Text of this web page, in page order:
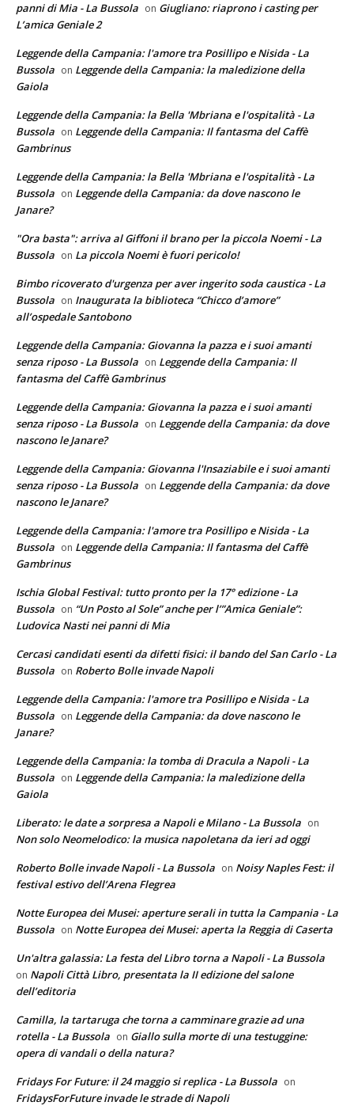
panni di Mia - La Bussola on Giugliano: riaprono i casting per
L’amica Geniale 2
Leggende della Campania: l'amore tra Posillipo e Nisida - La
Bussola on Leggende della Campania: la maledizione della
Gaiola
Leggende della Campania: la Bella 'Mbriana e l'ospitalità - La
Bussola on Leggende della Campania: Il fantasma del Caffè
Gambrinus
Leggende della Campania: la Bella 'Mbriana e l'ospitalità - La
Bussola on Leggende della Campania: da dove nascono le
Janare?
"Ora basta": arriva al Giffoni il brano per la piccola Noemi - La
Bussola on La piccola Noemi è fuori pericolo!
Bimbo ricoverato d'urgenza per aver ingerito soda caustica - La
Bussola on Inaugurata la biblioteca “Chicco d’amore”
all’ospedale Santobono
Leggende della Campania: Giovanna la pazza e i suoi amanti
senza riposo - La Bussola on Leggende della Campania: Il
fantasma del Caffè Gambrinus
Leggende della Campania: Giovanna la pazza e i suoi amanti
senza riposo - La Bussola on Leggende della Campania: da dove
nascono le Janare?
Leggende della Campania: Giovanna l'Insaziabile e i suoi amanti
senza riposo - La Bussola on Leggende della Campania: da dove
nascono le Janare?
Leggende della Campania: l'amore tra Posillipo e Nisida - La
Bussola on Leggende della Campania: Il fantasma del Caffè
Gambrinus
Ischia Global Festival: tutto pronto per la 17° edizione - La
Bussola on “Un Posto al Sole” anche per l’”Amica Geniale”:
Ludovica Nasti nei panni di Mia
Cercasi candidati esenti da difetti fisici: il bando del San Carlo - La
Bussola on Roberto Bolle invade Napoli
Leggende della Campania: l'amore tra Posillipo e Nisida - La
Bussola on Leggende della Campania: da dove nascono le
Janare?
Leggende della Campania: la tomba di Dracula a Napoli - La
Bussola on Leggende della Campania: la maledizione della
Gaiola
Liberato: le date a sorpresa a Napoli e Milano - La Bussola on
Non solo Neomelodico: la musica napoletana da ieri ad oggi
Roberto Bolle invade Napoli - La Bussola on Noisy Naples Fest: il
festival estivo dell’Arena Flegrea
Notte Europea dei Musei: aperture serali in tutta la Campania - La
Bussola on Notte Europea dei Musei: aperta la Reggia di Caserta
Un'altra galassia: La festa del Libro torna a Napoli - La Bussola
on Napoli Città Libro, presentata la II edizione del salone
dell’editoria
Camilla, la tartaruga che torna a camminare grazie ad una
rotella - La Bussola on Giallo sulla morte di una testuggine:
opera di vandali o della natura?
Fridays For Future: il 24 maggio si replica - La Bussola on
FridaysForFuture invade le strade di Napoli